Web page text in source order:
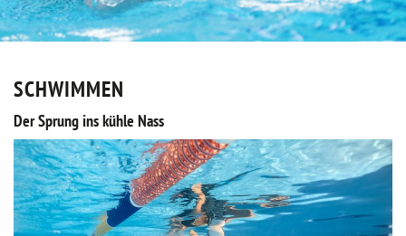
SCHWIMMEN
Der Sprung ins kühle Nass